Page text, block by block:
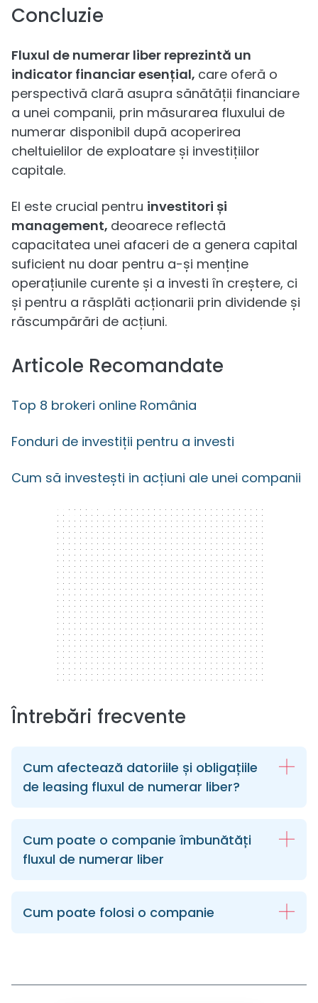
Concluzie
Fluxul de numerar liber reprezintă un
indicator financiar esențial, care oferă o
perspectivă clară asupra sănătății financiare
a unei companii, prin măsurarea fluxului de
numerar disponibil după acoperirea
cheltuielilor de exploatare și investițiilor
capitale.
El este crucial pentru investitori și
management, deoarece reflectă
capacitatea unei afaceri de a genera capital
suficient nu doar pentru a-și menține
operațiunile curente și a investi în creștere, ci
și pentru a răsplăti acționarii prin dividende și
răscumpărări de acțiuni.
Articole Recomandate
Top 8 brokeri online România
Fonduri de investiții pentru a investi
Cum să investești in acțiuni ale unei companii
300 x 250
Întrebări frecvente
Cum afectează datoriile și obligațiile
de leasing fluxul de numerar liber?
Cum poate o companie îmbunătăți
fluxul de numerar liber
Cum poate folosi o companie